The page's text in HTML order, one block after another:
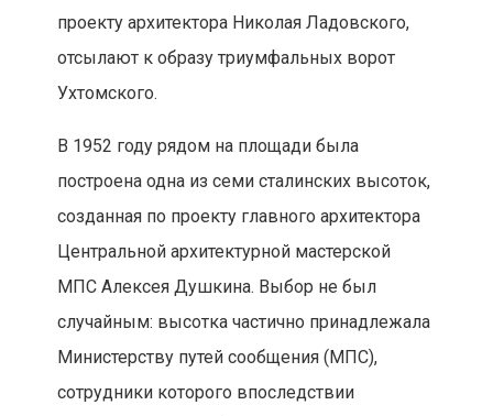
проекту архитектора Николая Ладовского,
отсылают к образу триумфальных ворот
Ухтомского.
В 1952 году рядом на площади была
построена одна из семи сталинских высоток,
созданная по проекту главного архитектора
Центральной архитектурной мастерской
МПС Алексея Душкина. Выбор не был
случайным: высотка частично принадлежала
Министерству путей сообщения (МПС),
сотрудники которого впоследствии